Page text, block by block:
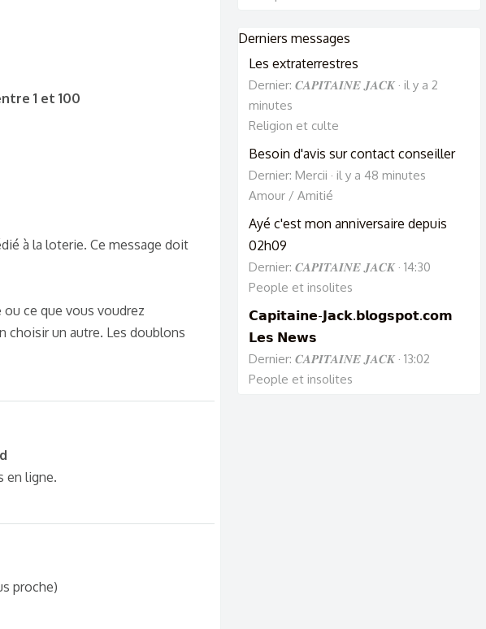
1 et 100
à la loterie. Ce message doit
ou ce que vous voudrez
choisir un autre. Les doublons
en ligne.
proche)
Derniers messages
Les extraterrestres
Dernier: 𝑪𝑨𝑷𝑰𝑻𝑨𝑰𝑵𝑬 𝑱𝑨𝑪𝑲 il y a 2
minutes
Religion et culte
Besoin d'avis sur contact conseiller
Dernier: Mercii
il y a 48 minutes
Amour / Amitié
Ayé c'est mon anniversaire depuis
02h09
Dernier: 𝑪𝑨𝑷𝑰𝑻𝑨𝑰𝑵𝑬 𝑱𝑨𝑪𝑲 14:30
People et insolites
𝗖𝗮𝗽𝗶𝘁𝗮𝗶𝗻𝗲-𝗝𝗮𝗰𝗸.𝗯𝗹𝗼𝗴𝘀𝗽𝗼𝘁.𝗰𝗼𝗺
𝗟𝗲𝘀 𝗡𝗲𝘄𝘀
Dernier: 𝑪𝑨𝑷𝑰𝑻𝑨𝑰𝑵𝑬 𝑱𝑨𝑪𝑲 13:02
People et insolites